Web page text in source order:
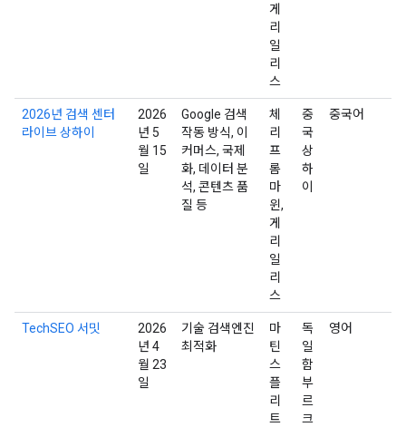
게
리
일
리
스
2026년 검색 센터
라이브 상하이
2026
년 5
월 15
일
Google 검색
작동 방식, 이
커머스, 국제
화, 데이터 분
석, 콘텐츠 품
질 등
체
리
프
롬
마
윈,
게
리
일
리
스
중
국
상
하
이
중국어
TechSEO 서밋
2026
년 4
월 23
일
기술 검색엔진
최적화
마
틴
스
플
리
트
독
일
함
부
르
크
영어